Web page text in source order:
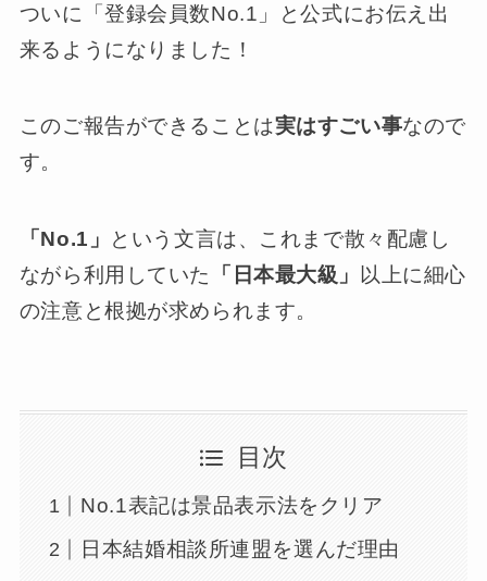
ついに「登録会員数No.1」と公式にお伝え出
来るようになりました！
このご報告ができることは実はすごい事なので
す。
「No.1」
という文言は、これまで散々配慮し
ながら利用していた
「日本最大級」
以上に細心
の注意と根拠が求められます。
目次
No.1表記は景品表示法をクリア
日本結婚相談所連盟を選んだ理由